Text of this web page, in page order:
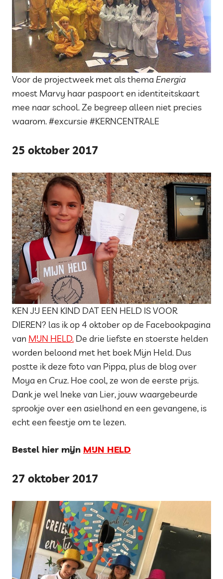
Voor de projectweek met als thema Energia
moest Marvy haar paspoort en identiteitskaart
mee naar school. Ze begreep alleen niet precies
waarom. #excursie #KERNCENTRALE
25 oktober 2017
KEN JIJ EEN KIND DAT EEN HELD IS VOOR
DIEREN? las ik op 4 oktober op de Facebookpagina
van MIJN HELD. De drie liefste en stoerste helden
worden beloond met het boek Mijn Held. Dus
postte ik deze foto van Pippa, plus de blog over
Moya en Cruz. Hoe cool, ze won de eerste prijs.
Dank je wel Ineke van Lier, jouw waargebeurde
sprookje over een asielhond en een gevangene, is
echt een feestje om te lezen.
Bestel hier mijn MIJN HELD
27 oktober 2017